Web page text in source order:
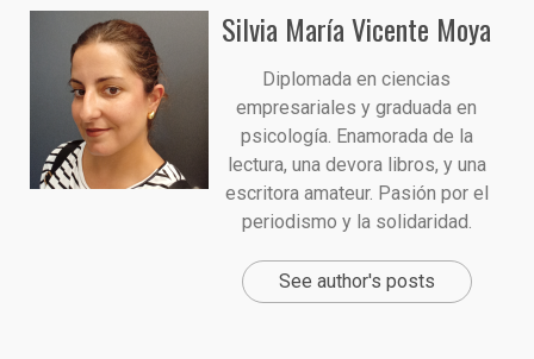
Silvia María Vicente Moya
Diplomada en ciencias
empresariales y graduada en
psicología. Enamorada de la
lectura, una devora libros, y una
escritora amateur. Pasión por el
periodismo y la solidaridad.
See author's posts